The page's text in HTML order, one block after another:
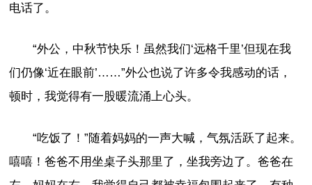
电话了。
“外公，中秋节快乐！虽然我们‘远格千里’但现在我
们仍像‘近在眼前’……”外公也说了许多令我感动的话，
顿时，我觉得有一股暖流涌上心头。
“吃饭了！”随着妈妈的一声大喊，气氛活跃了起来。
嘻嘻！爸爸不用坐桌子头那里了，坐我旁边了。爸爸在